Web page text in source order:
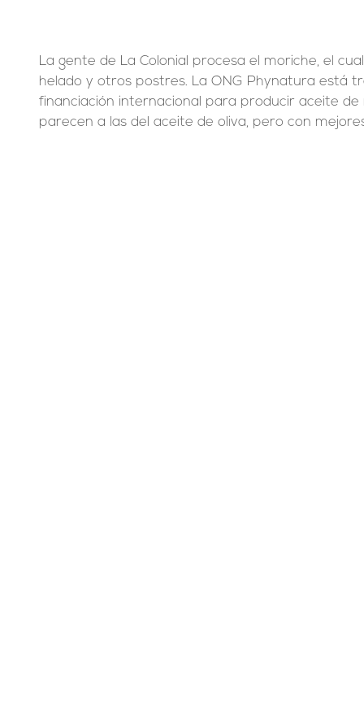
La gente de La Colonial procesa el moriche, el
helado y otros postres. La ONG Phynatura está
financiación internacional para producir aceite
parecen a las del aceite de oliva, pero con